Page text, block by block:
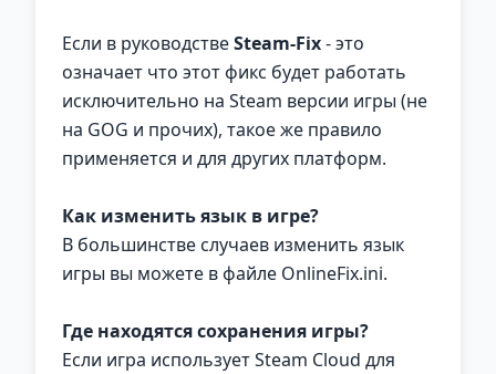
Если в руководствеSteam-Fix- это
означает что этот фикс будет работать
исключительно на Steam версии игры (не
на GOG и прочих), такое же правило
применяется и для других платформ.
Как изменить язык в игре?
В большинстве случаев изменить язык
игры вы можете в файле OnlineFix.ini.
Где находятся сохранения игры?
Если игра использует Steam Cloud для